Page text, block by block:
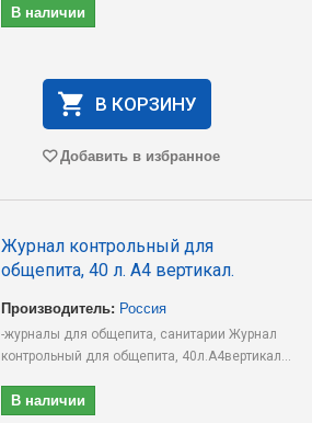
В наличии
В КОРЗИНУ
Добавить в избранное
Журнал контрольный для
общепита, 40 л. А4 вертикал.
Производитель: Россия
-журналы для общепита, санитарии Журнал
контрольный для общепита, 40л.А4вертикал...
В наличии